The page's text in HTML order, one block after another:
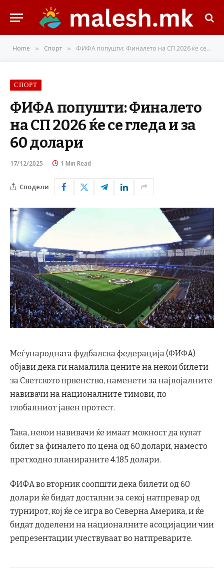
Home » Спорт » ФИФА попушти: Финалето на СП 2026 ќе се гледа и за 60 долари
СПОРТ
ФИФА попушти: Финалето
на СП 2026 ќе се гледа и за
60 долари
17/12/2025 1 Min Read
Сподели
Меѓународната фудбалска федерација (ФИФА)
објави дека ги намалила цените на некои билети
за Светското првенство, наменети за најлојалните
навивачи на националните тимови, по
глобалниот јавен протест.
Така, некои навивачи ќе имаат можност да купат
билет за финалето по цена од 60 долари, наместо
претходно планираните 4.185 долари.
ФИФА во вторник соопшти дека билети од 60
долари ќе бидат достапни за секој натпревар од
турнирот, кој ќе се игра во Северна Америка, и ќе
бидат доделени на националните асоцијации чии
репрезентации учествуваат во натпреварите.